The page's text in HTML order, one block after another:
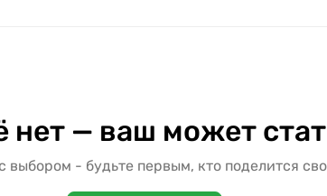
нет — ваш может
выбором - будьте первым, кто поделится